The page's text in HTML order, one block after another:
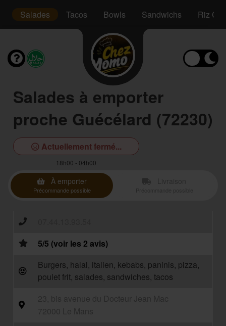
Salades Tacos Bowls Sandwichs Riz
Salades à emporter
proche Guécélard (72230)
Actuellement fermé...
18h00 - 04h00
À emporter
Précommande possible
5/5 (voir les 2 avis)
Burgers, halal, italien, kebabs, paninis, pizza,
poulet frit, salades, sandwiches, tacos